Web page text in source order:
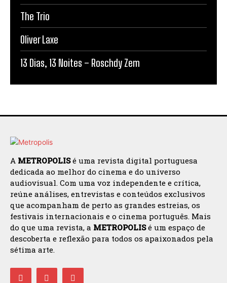
The Trio
Oliver Laxe
13 Dias, 13 Noites – Roschdy Zem
A METROPOLISé uma revista digital portuguesa
dedicada ao melhor do cinema e do universo
audiovisual. Com uma voz independente e crítica,
reúne análises, entrevistas e conteúdos exclusivos
que acompanham de perto as grandes estreias, os
festivais internacionais e o cinema português. Mais
do que uma revista, a METROPOLISé um espaço de
descoberta e reflexão para todos os apaixonados pela
sétima arte.